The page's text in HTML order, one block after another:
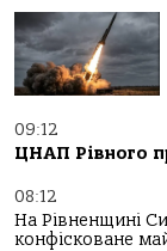
09:12
ЦНАП Рівного
08:12
На Рівненщині
конфісковане